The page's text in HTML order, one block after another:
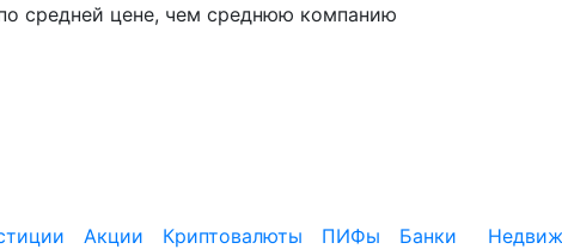
средней цене, чем среднюю компанию
Акции Криптовалюты ПИФы
Банки